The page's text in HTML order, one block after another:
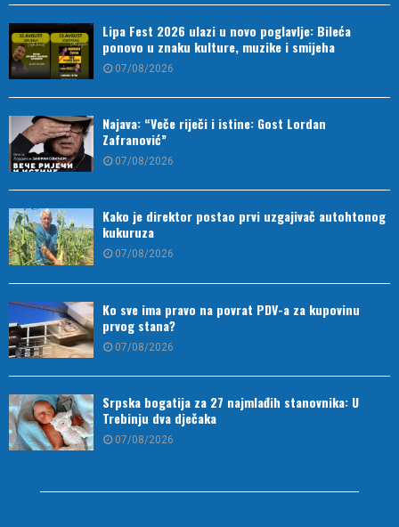
Lipa Fest 2026 ulazi u novo poglavlje: Bileća
ponovo u znaku kulture, muzike i smijeha
07/08/2026
Najava: “Veče riječi i istine: Gost Lordan
Zafranović”
07/08/2026
Kako je direktor postao prvi uzgajivač autohtonog
kukuruza
07/08/2026
Ko sve ima pravo na povrat PDV-a za kupovinu
prvog stana?
07/08/2026
Srpska bogatija za 27 najmlađih stanovnika: U
Trebinju dva dječaka
07/08/2026